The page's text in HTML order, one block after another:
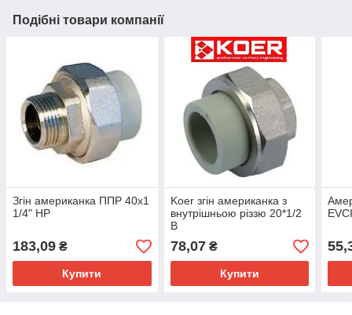
Подібні товари компанії
Згін американка ППР 40х1
1/4" НР
183,09 ₴
Купити
Koer згін американка з
внутрішньою різзю 20*1/2
В
78,07₴
Купити